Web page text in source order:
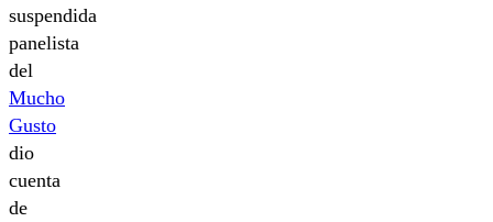
suspendida
panelista
del
Mucho
Gusto
dio
cuenta
de